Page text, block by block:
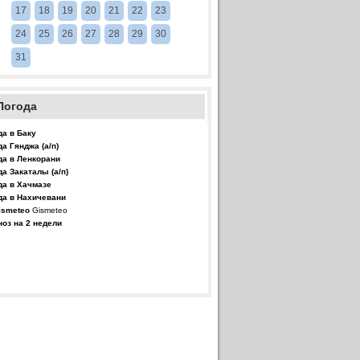
17 18 19 20 21 22 23
24 25 26 27 28 29 30
31
в Баку
Гянджа (а/п)
в Ленкорани
Закаталы (а/п)
в Хачмазе
в Нахичевани
Gismeteo
на 2 недели